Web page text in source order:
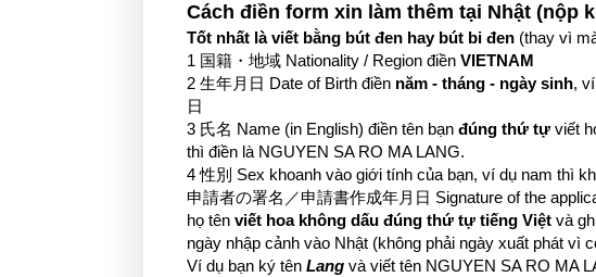
Cách điền form xin làm thêm tại Nhật (nộp
Tốt nhất là viết bằng bút đen hay bút bi đen (thay vì
1 国籍・地域 Nationality / Region điền VIETNAM
2 生年月日 Date of Birth điền năm - tháng - ngày sinh,
日
3 氏名 Name (in English) điền tên bạn đúng thứ tự viết
thì điền là NGUYEN SA RO MA LANG.
4 性別 Sex khoanh vào giới tính của bạn, ví dụ nam thì
申請者の署名／申請書作成年月日 Signature of the
họ tên viết hoa không dấu đúng thứ tự tiếng Việt và
ngày nhập cảnh vào Nhật (không phải ngày xuất phát vì
Ví dụ bạn ký tên Lang và viết tên NGUYEN SA RO MA